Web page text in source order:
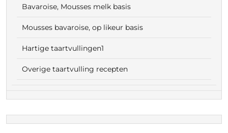
Bavaroise, Mousses melk basis
Mousses bavaroise, op likeur basis
Hartige taartvullingen1
Overige taartvulling recepten